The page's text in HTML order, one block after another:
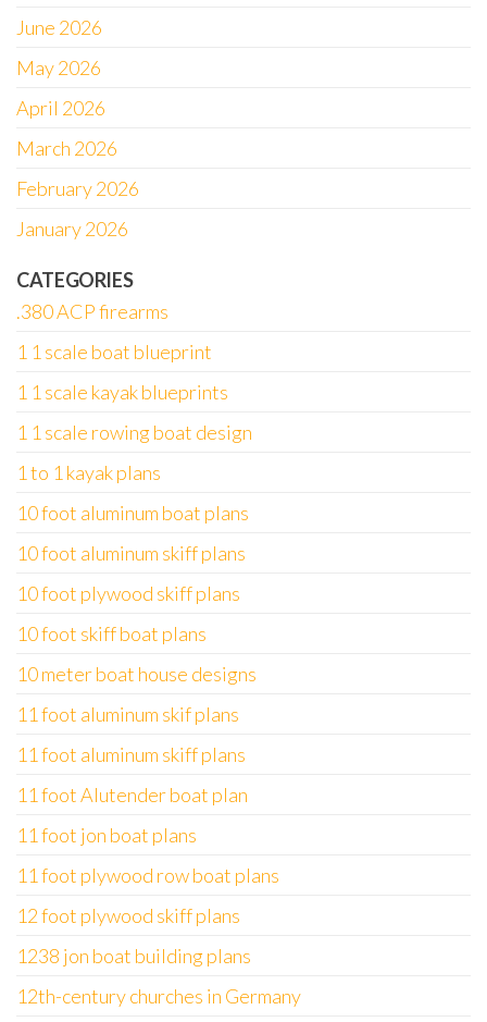
June 2026
May 2026
April 2026
March 2026
February 2026
January 2026
CATEGORIES
.380 ACP firearms
1 1 scale boat blueprint
1 1 scale kayak blueprints
1 1 scale rowing boat design
1 to 1 kayak plans
10 foot aluminum boat plans
10 foot aluminum skiff plans
10 foot plywood skiff plans
10 foot skiff boat plans
10 meter boat house designs
11 foot aluminum skif plans
11 foot aluminum skiff plans
11 foot Alutender boat plan
11 foot jon boat plans
11 foot plywood row boat plans
12 foot plywood skiff plans
1238 jon boat building plans
12th-century churches in Germany